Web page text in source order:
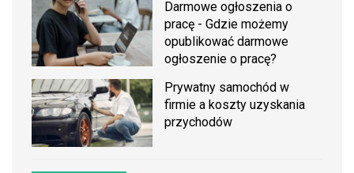
Darmowe ogłoszenia o
pracę - Gdzie możemy
opublikować darmowe
ogłoszenie o pracę?
Prywatny samochód w
firmie a koszty uzyskania
przychodów